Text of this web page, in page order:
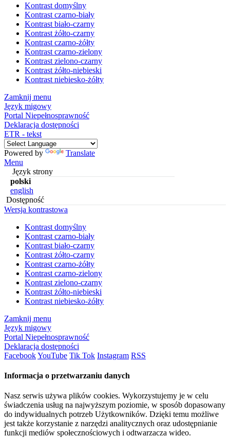
Kontrast domyślny
Kontrast czarno-biały
Kontrast biało-czarny
Kontrast żółto-czarny
Kontrast czarno-żółty
Kontrast czarno-zielony
Kontrast zielono-czarny
Kontrast żółto-niebieski
Kontrast niebiesko-żółty
Zamknij menu
Język migowy
Portal Niepełnosprawność
Deklaracja dostępności
ETR - tekst
Powered by
Translate
Menu
Język strony
polski
english
Dostępność
Wersja kontrastowa
Kontrast domyślny
Kontrast czarno-biały
Kontrast biało-czarny
Kontrast żółto-czarny
Kontrast czarno-żółty
Kontrast czarno-zielony
Kontrast zielono-czarny
Kontrast żółto-niebieski
Kontrast niebiesko-żółty
Zamknij menu
Język migowy
Portal Niepełnosprawność
Deklaracja dostępności
FacebookYouTube Tik Tok Instagram RSS
Informacja o przetwarzaniu danych
Nasz serwis używa plików cookies. Wykorzystujemy je w celu
świadczenia usług na najwyższym poziomie, w sposób dopasowany
do indywidualnych potrzeb Użytkowników. Dzięki temu możliwe
jest także korzystanie z narzędzi analitycznych oraz udostępnianie
funkcji mediów społecznościowych i odtwarzacza wideo.